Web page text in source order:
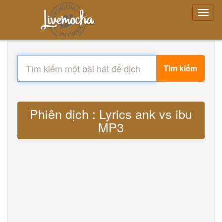
Tìm kiếm
Phiên dịch : Lyrics ank vs ibu
MP3